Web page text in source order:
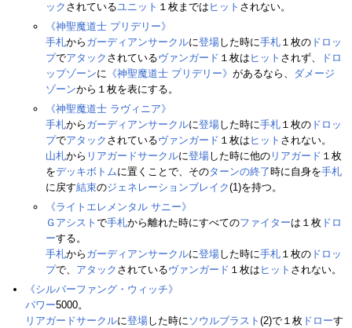
ック されているユニット １枚までは ヒット されない。
《神聖魔道士 プリデリー》
手札から ガーディアンサークルに登場した時に手札 １枚の ドロッ
プでアタック されているヴァンガード １枚は ヒット されず、
ドロ
ップゾーンに 《神聖魔道士 プリデリー》 があるなら、 ダメージ
ゾーンから１枚を表にする。
《神聖魔道士 ラヴィニア》
手札から ガーディアンサークルに登場した時に手札 １枚の ドロッ
プでアタック されているヴァンガード １枚は ヒット されない。
山札から リアガードサークルに登場した時に他の リアガード １枚
をデッキボトムに置くことで、そのターンの終了時に自身を手札
に戻す結束のジェネレーションブレイク(1)を持つ。
《ライトエレメンタル サニー》
Ｇアシスト で手札から離れた時にすべてのファイターは１枚 ドロ
ーする。
手札から ガーディアンサークルに登場した時に手札 １枚の ドロッ
プで、 アタック されているヴァンガード １枚は ヒット されない。
《シルバーファング・ウィッチ》
パワー5000。
リアガードサークルに登場した時に ソウルブラスト (2)で１枚 ドローす